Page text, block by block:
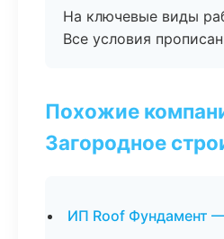
На ключевые виды
Все условия
Похожие
Загородное
ИП Roof Фундамент